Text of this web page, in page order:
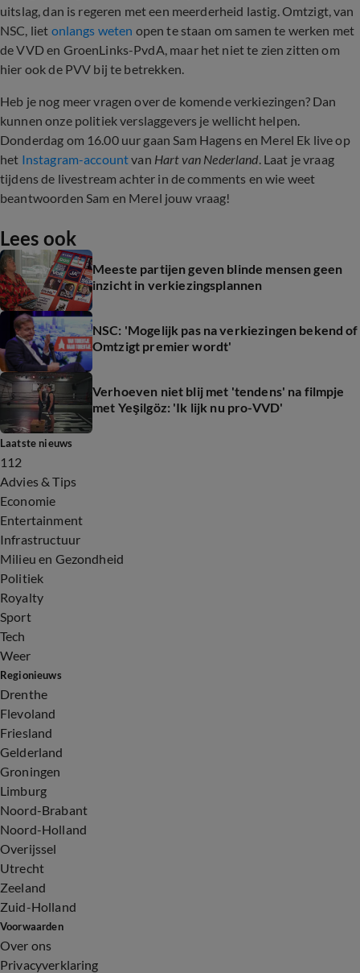
uitslag, dan is regeren met een meerderheid lastig. Omtzigt, van
NSC, liet onlangs weten open te staan om samen te werken met
de VVD en GroenLinks-PvdA, maar het niet te zien zitten om
hier ook de PVV bij te betrekken.
Heb je nog meer vragen over de komende verkiezingen? Dan
kunnen onze politiek verslaggevers je wellicht helpen.
Donderdag om 16.00 uur gaan Sam Hagens en Merel Ek live op
het Instagram-accountvan Hart van Nederland. Laat je vraag
tijdens de livestream achter in de comments en wie weet
beantwoorden Sam en Merel jouw vraag!
Lees ook
Meeste partijen geven blinde mensen geen
inzicht in verkiezingsplannen
NSC: 'Mogelijk pas na verkiezingen bekend of
Omtzigt premier wordt'
Verhoeven niet blij met 'tendens' na filmpje
met Yeşilgöz: 'Ik lijk nu pro-VVD'
Laatste nieuws
112
Advies & Tips
Economie
Entertainment
Infrastructuur
Milieu en Gezondheid
Politiek
Royalty
Sport
Tech
Weer
Regionieuws
Drenthe
Flevoland
Friesland
Gelderland
Groningen
Limburg
Noord-Brabant
Noord-Holland
Overijssel
Utrecht
Zeeland
Zuid-Holland
Voorwaarden
Over ons
Privacyverklaring